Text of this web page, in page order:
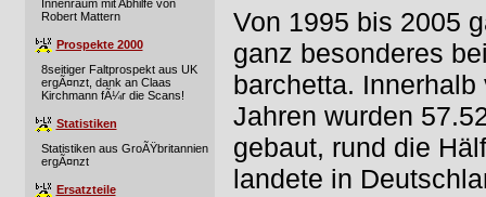
Innenraum mit Abhilfe von
Robert Mattern
Prospekte 2000
8seitiger Faltprospekt aus UK
ergÃ¤nzt, dank an Claas
Kirchmann fÃ¼r die Scans!
Statistiken
Statistiken aus GroÃŸbritannien
ergÃ¤nzt
Ersatzteile
Von 1995 bis 2005
ganz besonderes
barchetta.
Jahren wurden
gebaut, rund die
landete in